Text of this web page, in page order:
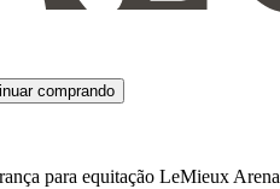
comprando
para equitação LeMieux Arena